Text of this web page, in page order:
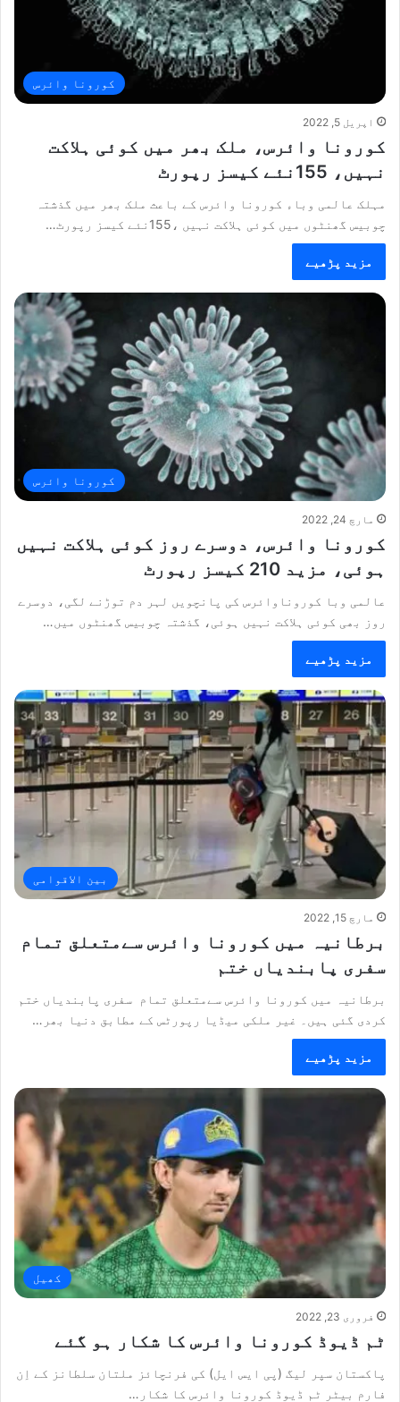
کورونا وائرس
اپریل 5, 2022
کورونا وائرس، ملک بھر میں کوئی ہلاکت
نہیں، 155نئے کیسز رپورٹ
مہلک عالمی وباء کورونا وائرس کے باعث ملک بھر میں گذشتہ
چوبیس گھنٹوں میں کوئی ہلاکت نہیں ،155نئے کیسز رپورٹ…
مزید پڑھیے
کورونا وائرس
مارچ 24, 2022
کورونا وائرس، دوسرے روز کوئی ہلاکت نہیں
ہوئی، مزید 210 کیسز رپورٹ
عالمی وبا کوروناوائرس کی پانچویں لہر دم توڑنے لگی، دوسرے
روز بھی کوئی ہلاکت نہیں ہوئی، گذشتہ چوبیس گھنٹوں میں…
مزید پڑھیے
بین الاقوامی
مارچ 15, 2022
برطانیہ میں کورونا وائرس سےمتعلق تمام
سفری پابندیاں ختم
برطانیہ میں کورونا وائرس سےمتعلق تمام سفری پابندیاں ختم
کردی گئی ہیں۔ غیر ملکی میڈیا رپورٹس کے مطابق دنیا بھر…
مزید پڑھیے
کھیل
فروری 23, 2022
ٹم ڈیوڈ کورونا وائرس کا شکار ہو گئے
پاکستان سپر لیگ (پی ایس ایل) کی فرنچائز ملتان سلطانز کے اِن
فارم بیٹر ٹم ڈیوڈ کورونا وائرس کا شکار…